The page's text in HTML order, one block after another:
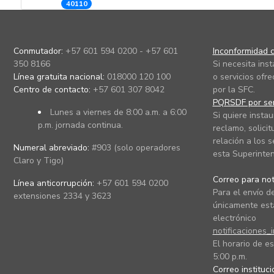
40110
Conmutador: +57 601 594 0200 - +57 601
350 8166
Línea gratuita nacional: 018000 120 100
Centro de contacto: +57 601 307 8042
Lunes a viernes de 8:00 a.m. a 6:00
p.m. jornada continua.
Numeral abreviado: #903 (solo operadores
Claro y Tigo)
Línea anticorrupción: +57 601 594 0200
extensiones 2334 y 3623
Inconformidad
Si necesita
o servicios
por la SFC.
PQRSDF por
Si quiere
reclamo,
relación a los
esta
Correo para
Para el envío
únicamente
electrónico
El horario de
5:00 p.m.
Correo